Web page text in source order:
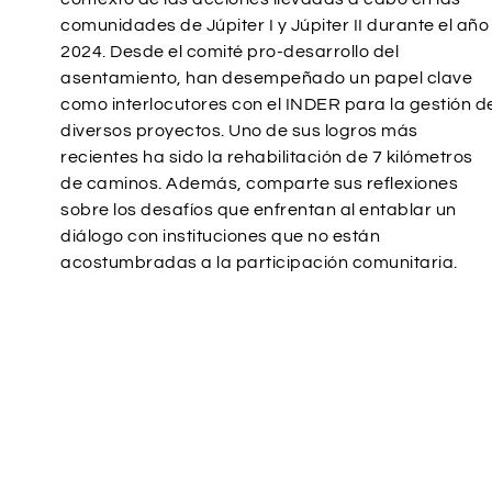
comunidades de Júpiter I y Júpiter II durante el año
2024. Desde el comité pro-desarrollo del
asentamiento, han desempeñado un papel clave
como interlocutores con el INDER para la gestión
diversos proyectos. Uno de sus logros más
recientes ha sido la rehabilitación de 7 kilómetros
de caminos. Además, comparte sus reflexiones
sobre los desafíos que enfrentan al entablar un
diálogo con instituciones que no están
acostumbradas a la participación comunitaria.